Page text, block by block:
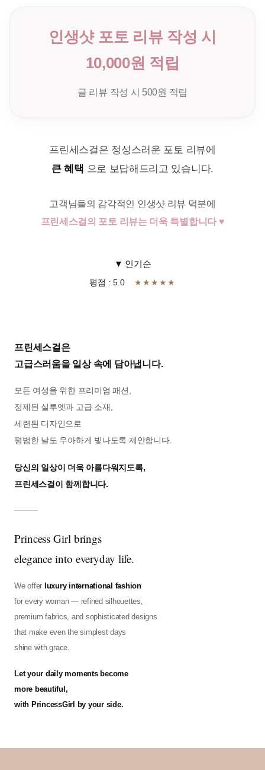
인생샷 포토 리뷰 작성 시
10,000원 적립
글 리뷰 작성 시 500원 적립
프린세스걸은 정성스러운 포토 리뷰에
큰 혜택 으로 보답해드리고 있습니다.
고객님들의 감각적인 인생샷 리뷰 덕분에
프린세스걸의 포토 리뷰는 더욱 특별합니다 ♥
▼ 인기순
평점 : 5.0 ★★★★★
프린세스걸은
고급스러움을 일상 속에 담아냅니다.
모든 여성을 위한 프리미엄 패션,
정제된 실루엣과 고급 소재,
세련된 디자인으로
평범한 날도 우아하게 빛나도록 제안합니다.
당신의 일상이 더욱 아름다워지도록,
프린세스걸이 함께합니다.
Princess Girl brings
elegance into everyday life.
We offer luxury international fashion
for every woman — refined silhouettes,
premium fabrics, and sophisticated designs
that make even the simplest days
shine with grace.
Let your daily moments become
more beautiful,
with PrincessGirl by your side.